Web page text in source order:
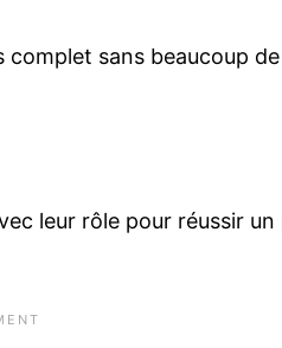
complet sans beaucoup
leur rôle pour réussir un